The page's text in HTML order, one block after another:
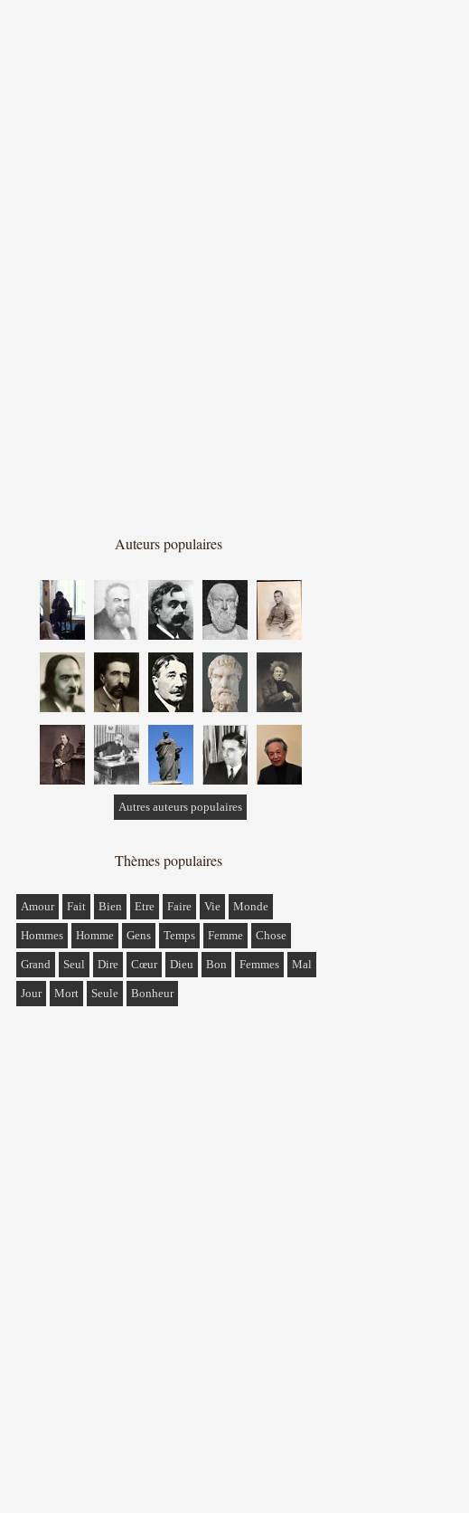
Auteurs populaires
Autres auteurs populaires
Thèmes populaires
Amour Fait Bien Etre Faire Vie Monde
Hommes Homme Gens Temps Femme Chose
Grand Seul Dire Cœur Dieu Bon Femmes Mal
Jour Mort Seule Bonheur